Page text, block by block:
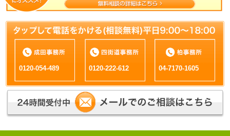
0120-054-489 0120-222-612 04-7170-1605